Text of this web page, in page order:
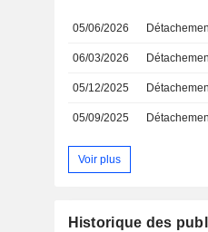
05/06/2026
06/03/2026
05/12/2025
05/09/2025
Voir plus
Historique des